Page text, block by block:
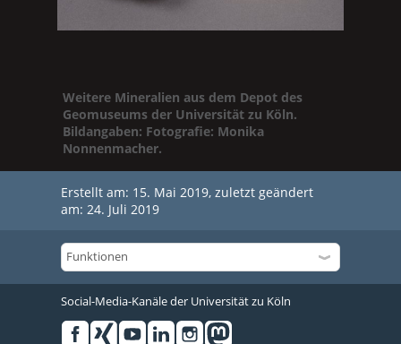
Weitere Mineralien aus dem Depot des
Geomuseums der Universität zu Köln.
Bildangaben: Fotografie: Monika
Nonnenmacher.
Erstellt am: 15. Mai 2019, zuletzt geändert
am: 24. Juli 2019
Social-Media-Kanäle der Universität zu Köln